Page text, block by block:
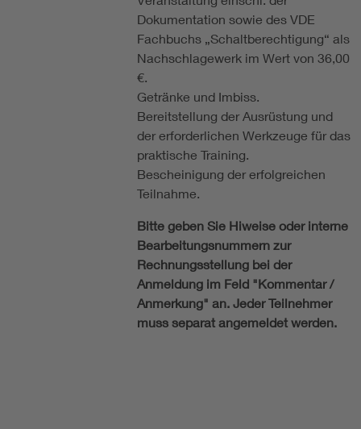
Dokumentation sowie des VDE
Fachbuchs „Schaltberechtigung“ als
Nachschlagewerk im Wert von 36,00
€.
Getränke und Imbiss.
Bereitstellung der Ausrüstung und
der erforderlichen Werkzeuge für das
praktische Training.
Bescheinigung der erfolgreichen
Teilnahme.
Bitte geben Sie Hiweise oder interne
Bearbeitungsnummern zur
Rechnungsstellung bei der
Anmeldung im Feld "Kommentar /
Anmerkung" an. Jeder Teilnehmer
muss separat angemeldet werden.